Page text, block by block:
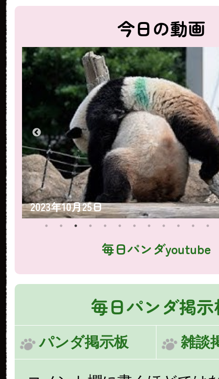
今日の動画
2023年10月25日
毎日パンダyoutube
毎日パンダ掲
パンダ掲示板 雑談